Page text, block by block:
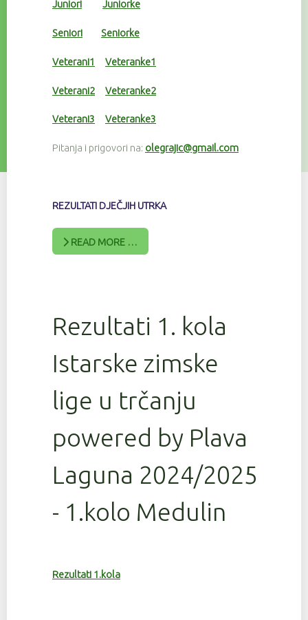
Juniori Juniorke
Seniori Seniorke
Veterani1 Veteranke1
Veterani2 Veteranke2
Veterani3 Veteranke3
Pitanja i prigovori na: olegrajic@gmail.com
REZULTATI DJEČJIH UTRKA
READ MORE …
Rezultati 1. kola
Istarske zimske
lige u trčanju
powered by Plava
Laguna 2024/2025
- 1.kolo Medulin
Rezultati 1.kola